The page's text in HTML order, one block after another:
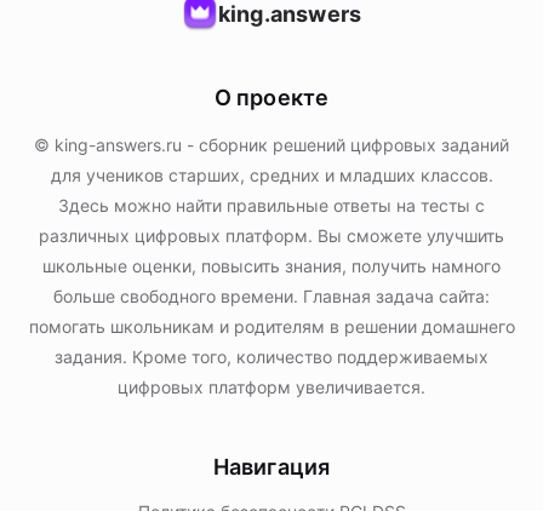
king.answers
О проекте
© king-answers.ru - сборник решений цифровых заданий
для учеников старших, средних и младших классов.
Здесь можно найти правильные ответы на тесты с
различных цифровых платформ. Вы сможете улучшить
школьные оценки, повысить знания, получить намного
больше свободного времени. Главная задача сайта:
помогать школьникам и родителям в решении домашнего
задания. Кроме того, количество поддерживаемых
цифровых платформ увеличивается.
Навигация